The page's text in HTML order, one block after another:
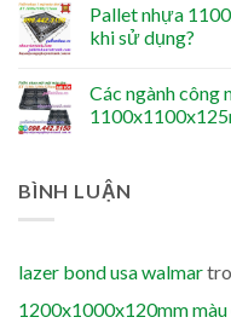
Pallet nhựa
khi sử dụng?
Các ngành công
BÌNH LUẬN
lazer bond usa walmar
1200x1000x120mm màu